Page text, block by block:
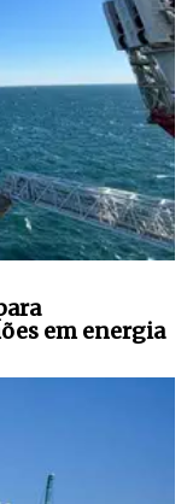
em energia